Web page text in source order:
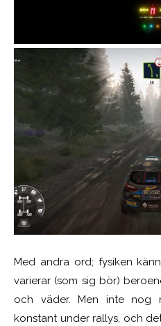
Med andra ord; fysiken
varierar (som sig bör)
och väder. Men inte nog
konstant under rallys, och